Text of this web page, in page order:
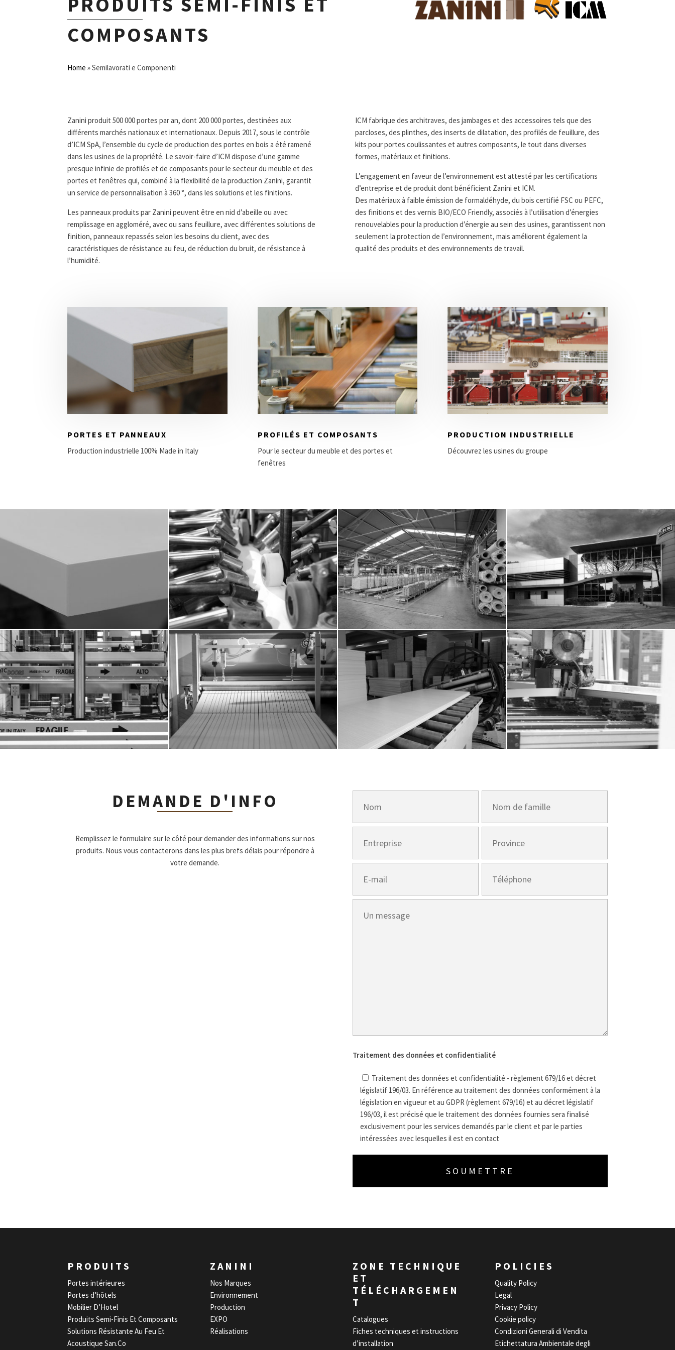
COMPOSANTS
Home »Semilavorati e Componenti
Zanini produit 500 000 portes par an, dont 200 000 portes, destinées aux
différents marchés nationaux et internationaux. Depuis 2017, sous le contrôle
d’ICM SpA, l’ensemble du cycle de production des portes en bois a été ramené
dans les usines de la propriété. Le savoir-faire d’ICM dispose d’une gamme
presque infinie de profilés et de composants pour le secteur du meuble et des
portes et fenêtres qui, combiné à la flexibilité de la production Zanini, garantit
un service de personnalisation à 360 °, dans les solutions et les finitions.
Les panneaux produits par Zanini peuvent être en nid d’abeille ou avec
remplissage en aggloméré, avec ou sans feuillure, avec différentes solutions de
finition, panneaux repassés selon les besoins du client, avec des
caractéristiques de résistance au feu, de réduction du bruit, de résistance à
l’humidité.
ICM fabrique des architraves, des jambages et des accessoires tels que des
parcloses, des plinthes, des inserts de dilatation, des profilés de feuillure, des
kits pour portes coulissantes et autres composants, le tout dans diverses
formes, matériaux et finitions.
L’engagement en faveur de l’environnement est attesté par les certifications
d’entreprise et de produit dont bénéficient Zanini et ICM.
Des matériaux à faible émission de formaldéhyde, du bois certifié FSC ou PEFC,
des finitions et des vernis BIO/ECO Friendly, associés à l’utilisation d’énergies
renouvelables pour la production d’énergie au sein des usines, garantissent non
seulement la protection de l’environnement, mais améliorent également la
qualité des produits et des environnements de travail.
PORTES ET PANNEAUX
Production industrielle 100% Made in Italy
PROFILÉS ET COMPOSANTS
Pour le secteur du meuble et des portes et
fenêtres
PRODUCTION INDUSTRIELLE
Découvrez les usines du groupe
DEMANDE D'INFO
Remplissez le formulaire sur le côté pour demander des informations sur nos
produits. Nous vous contacterons dans les plus brefs délais pour répondre à
votre demande.
Traitement des données et confidentialité
Traitement des données et confidentialité - règlement 679/16 et décret
législatif 196/03. En référence au traitement des données conformément à la
législation en vigueur et au GDPR (règlement 679/16) et au décret législatif
196/03, il est précisé que le traitement des données fournies sera finalisé
exclusivement pour les services demandés par le client et par le parties
intéressées avec lesquelles il est en contact
PRODUITS
Portes intérieures
Portes d’hôtels
Mobilier D’Hotel
Produits Semi-Finis Et Composants
Solutions Résistante Au Feu Et
Acoustique San.Co
ZANINI
Nos Marques
Environnement
Production
EXPO
Réalisations
ZONE TECHNIQUE
ET
TÉLÉCHARGEMEN
T
Catalogues
Fiches techniques et instructions
d’installation
POLICIES
Quality Policy
Legal
Privacy Policy
Cookie policy
Condizioni Generali di Vendita
Etichettatura Ambientale degli